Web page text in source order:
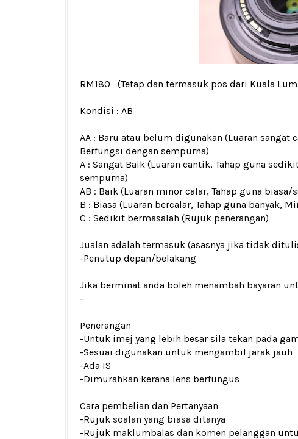
RM180 (Tetap dan termasuk pos dari Kuala
Kondisi : AB
AA : Baru atau belum digunakan (Luaran sangat
Berfungsi dengan sempurna)
A : Sangat Baik (Luaran cantik, Tahap guna
sempurna)
AB : Baik (Luaran minor calar, Tahap guna
B : Biasa (Luaran bercalar, Tahap guna banyak,
C : Sedikit bermasalah (Rujuk penerangan)
Jualan adalah termasuk (asasnya jika tidak
-Penutup depan/belakang
Jika berminat anda boleh menambah bayaran
-
Penerangan
-Untuk imej yang lebih besar sila tekan pada
-Sesuai digunakan untuk mengambil jarak jauh
-Ada IS
-Dimurahkan kerana lens berfungus
Cara pembelian dan Pertanyaan
-Rujuk soalan yang biasa ditanya
-Rujuk maklumbalas dan komen pelanggan